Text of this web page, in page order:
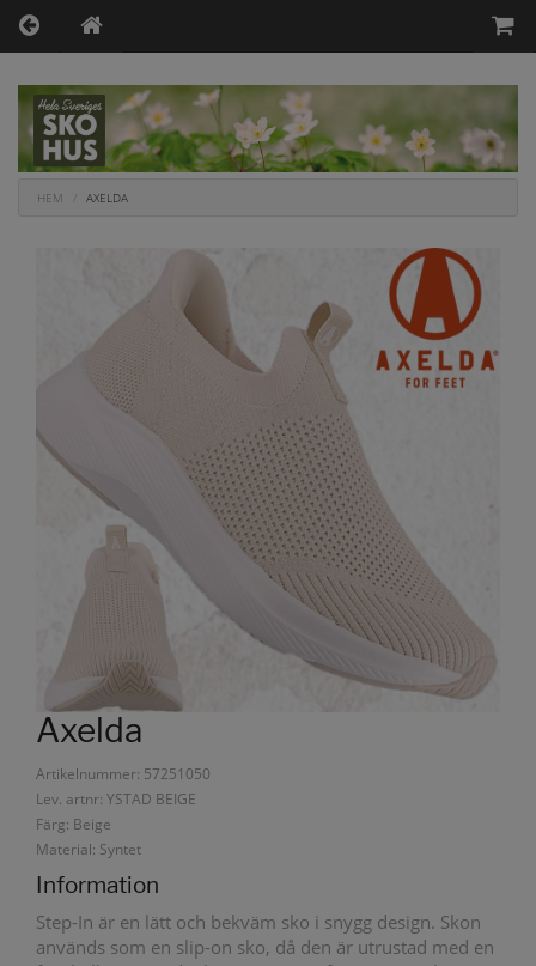
HEM AXELDA
Axelda
Artikelnummer: 57251050
Lev. artnr: YSTAD BEIGE
Färg: Beige
Material: Syntet
Information
Step-In är en lätt och bekväm sko i snygg design. Skon
används som en slip-on sko, då den är utrustad med en